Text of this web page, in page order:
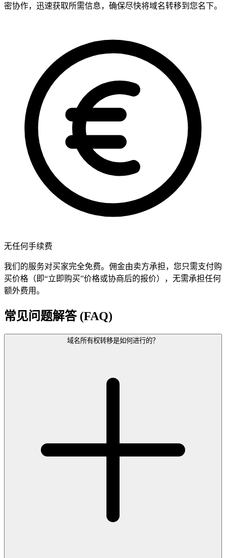
密协作，迅速获取所需信息，确保尽快将域名转移到您名下。
无任何手续费
我们的服务对买家完全免费。佣金由卖方承担，您只需支付购
买价格（即“立即购买”价格或协商后的报价），无需承担任何
额外费用。
常见问题解答 (FAQ)
域名所有权转移是如何进行的？